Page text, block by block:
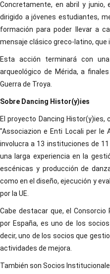
Concretamente, en abril y junio,
dirigido a jóvenes estudiantes,
formación para poder llevar a
mensaje clásico greco-latino, que
Esta acción terminará con
arqueológico de Mérida, a
Guerra de Troya.
Sobre Dancing Histor(y)ies
El proyecto Dancing Histor(y)ies,
"Associazion e Enti Locali per Ie
involucra a 13 instituciones de
una larga experiencia en la
escénicas y producción de
como en el diseño, ejecución y
por la UE.
Cabe destacar que, el
por España, es uno de los
decir, uno de los socios que
actividades de mejora.
También son Socios